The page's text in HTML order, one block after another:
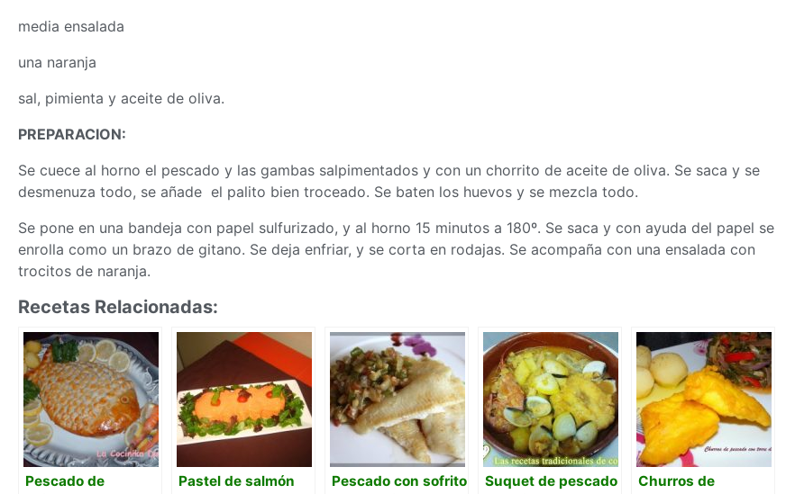
media ensalada
una naranja
sal, pimienta y aceite de oliva.
PREPARACION:
Se cuece al horno el pescado y las gambas salpimentados y con un chorrito de aceite de oliva. Se saca y se
desmenuza todo, se añade el palito bien troceado. Se baten los huevos y se mezcla todo.
Se pone en una bandeja con papel sulfurizado, y al horno 15 minutos a 180º. Se saca y con ayuda del papel se
enrolla como un brazo de gitano. Se deja enfriar, y se corta en rodajas. Se acompaña con una ensalada con
trocitos de naranja.
Recetas Relacionadas:
Pescado de
Pastel de salmón
Pescado con sofrito
Suquet de pescado
Churros de